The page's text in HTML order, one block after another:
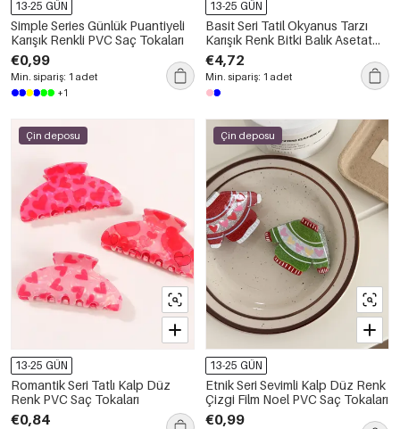
13-25 GÜN
Simple Series Günlük Puantiyeli
Karışık Renkli PVC Saç Tokaları
€0,99
Min. sipariş: 1 adet
+1
13-25 GÜN
Basit Seri Tatil Okyanus Tarzı
Karışık Renk Bitki Balık Asetat
Çocuk Saç Pençeleri
€4,72
Min. sipariş: 1 adet
Çin deposu
13-25 GÜN
Romantik Seri Tatlı Kalp Düz
Renk PVC Saç Tokaları
€0,84
Çin deposu
13-25 GÜN
Etnik Seri Sevimli Kalp Düz Renk
Çizgi Film Noel PVC Saç Tokaları
€0,99